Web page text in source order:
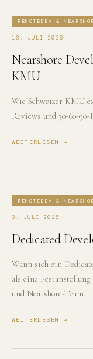
REMOTEDEV &
13. JULI 2026
Nearshore
KMU
Wie Schweizer KMU
Reviews und 30-60-
WEITERLESEN →
REMOTEDEV &
3. JULI 2026
Dedicated
Wann sich ein
als eine
und Nearshore-Team.
WEITERLESEN →